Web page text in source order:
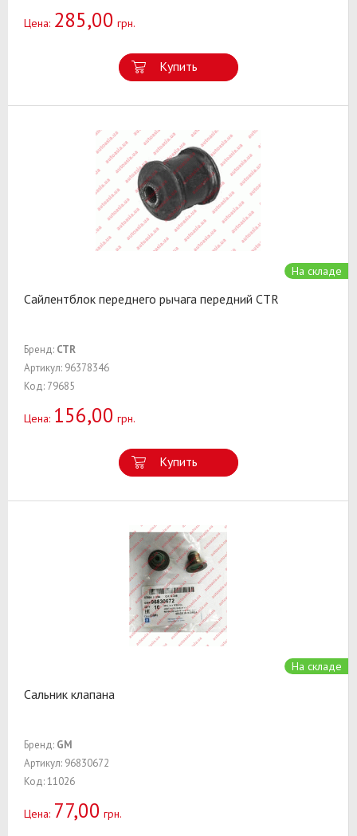
Цена: 285,00 грн.
Купить
На складе
Сайлентблок переднего рычага передний CTR
Бренд: CTR
Артикул: 96378346
Код: 79685
Цена: 156,00 грн.
Купить
На складе
Сальник клапана
Бренд: GM
Артикул: 96830672
Код: 11026
Цена: 77,00 грн.